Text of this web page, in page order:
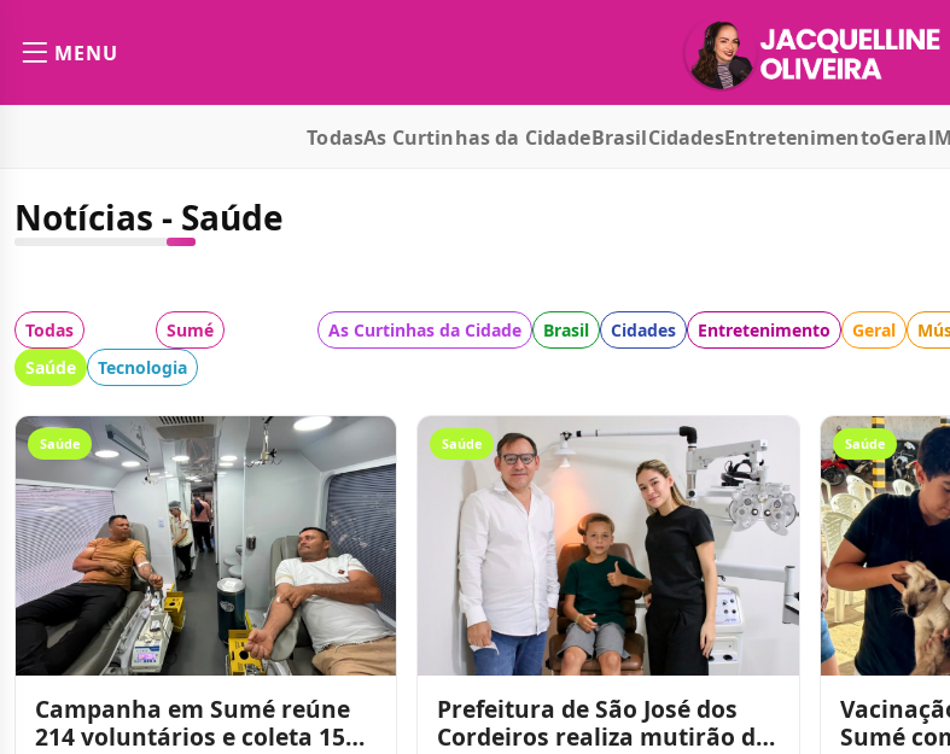
MENU
TodasAs Curtinhas da CidadeBrasilCidadesEntretenimentoGeral
Notícias - Saúde
Todas Sumé As Curtinhas da Cidade Brasil Cidades Entretenimento Geral
Saúde
Tecnologia
Saúde
Campanha em Sumé reúne
214 voluntários e coleta 156
Saúde
Prefeitura de São José dos
Cordeiros realiza mutirão de
Saúde
Sumé